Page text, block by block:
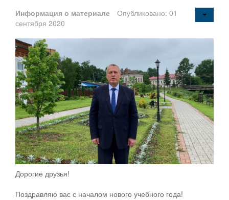
Информация о материале
Опубликовано: 01
сентября 2020
Дорогие друзья!
Поздравляю вас с началом нового учебного года!